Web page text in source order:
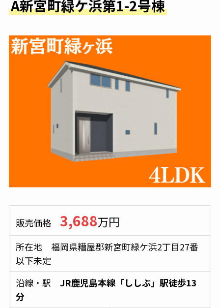
A新宮町緑ケ浜第1-2号棟
販売価格 3,688万円
所在地 福岡県糟屋郡新宮町緑ケ浜2丁目27番
以下未定
沿線・駅JR鹿児島本線「ししぶ」駅徒歩13
分